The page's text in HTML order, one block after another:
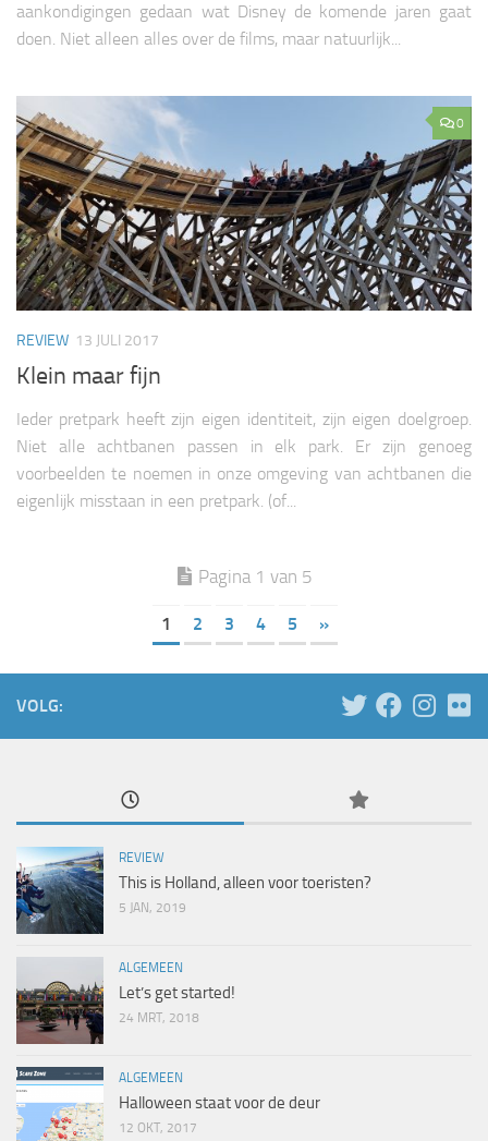
aankondigingen gedaan wat Disney de komende jaren gaat
doen. Niet alleen alles over de films, maar natuurlijk...
0
REVIEW 13 JULI 2017
Klein maar fijn
Ieder pretpark heeft zijn eigen identiteit, zijn eigen doelgroep.
Niet alle achtbanen passen in elk park. Er zijn genoeg
voorbeelden te noemen in onze omgeving van achtbanen die
eigenlijk misstaan in een pretpark. (of...
Pagina 1 van 5
1 2 3 4 5 »
VOLG:
REVIEW
This is Holland, alleen voor toeristen?
5 JAN, 2019
ALGEMEEN
Let’s get started!
24 MRT, 2018
ALGEMEEN
Halloween staat voor de deur
12 OKT, 2017